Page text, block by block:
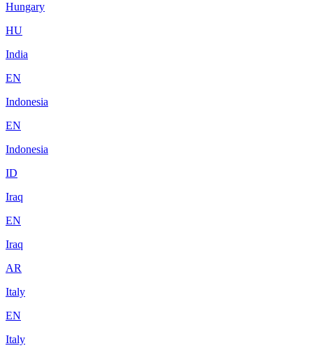
Hungary
HU
India
EN
Indonesia
EN
Indonesia
ID
Iraq
EN
Iraq
AR
Italy
EN
Italy